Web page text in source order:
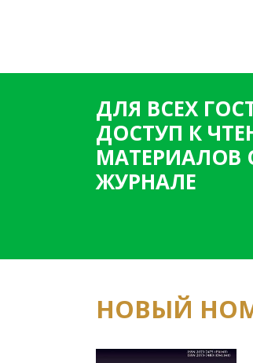
ДЛЯ ВСЕХ
ДОСТУП К
МАТЕРИАЛОВ
ЖУРНАЛЕ
НОВЫЙ